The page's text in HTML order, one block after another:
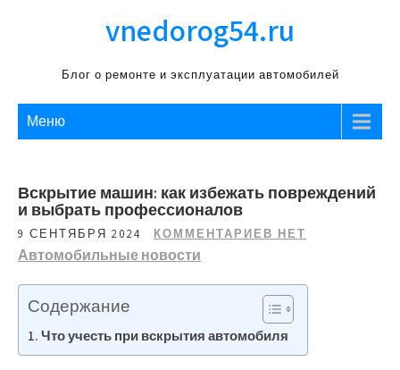
vnedorog54.ru
Блог о ремонте и эксплуатации автомобилей
Меню
Вскрытие машин: как избежать повреждений
и выбрать профессионалов
9 СЕНТЯБРЯ 2024 КОММЕНТАРИЕВ НЕТ
Автомобильные новости
Содержание
Что учесть при вскрытия автомобиля